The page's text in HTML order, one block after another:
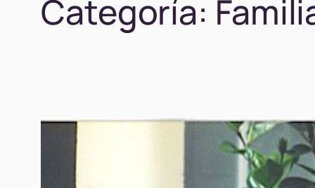
Categoría: